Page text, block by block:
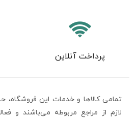
پرداخت آنلاین
تمامی كالاها و خدمات اين فروشگاه،
لازم از مراجع مربوطه می‌باشند و